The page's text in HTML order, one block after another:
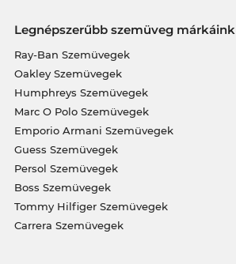
Legnépszerűbb szemüveg márkáink
Ray-Ban Szemüvegek
Oakley Szemüvegek
Humphreys Szemüvegek
Marc O Polo Szemüvegek
Emporio Armani Szemüvegek
Guess Szemüvegek
Persol Szemüvegek
Boss Szemüvegek
Tommy Hilfiger Szemüvegek
Carrera Szemüvegek